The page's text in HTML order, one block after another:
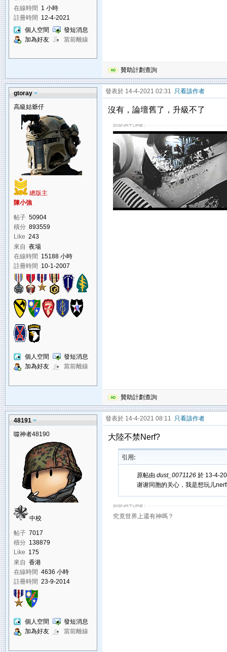
在線時間 1 小時
註冊時間 12-4-2021
個人空間
發短消息
加為好友
當前離線
贊助計劃查詢
gtoray
高級姑爺仔
總版主
陳小強
帖子 50904
積分 893559
Like 243
來自 夜場
在線時間 15188 小時
註冊時間
10-1-2007
個人空間
發短消息
加為好友
當前離線
發表於 14-4-2021 02:31 只看該作者
沒有，論壇舊了，升級不了
贊助計劃查詢
48191
噬神者48190
中校
帖子 7017
積分 138879
Like 175
來自 香港
在線時間 4636 小時
註冊時間 23-9-2014
個人空間
發短消息
加為好友
當前離線
發表於 14-4-2021 08:11 只看該作者
大陸不禁Nerf?
引用:
原帖由 dust_0071126於 13-4-
谢谢同胞的关心，我是想玩儿
究竟世界上還有神嗎？